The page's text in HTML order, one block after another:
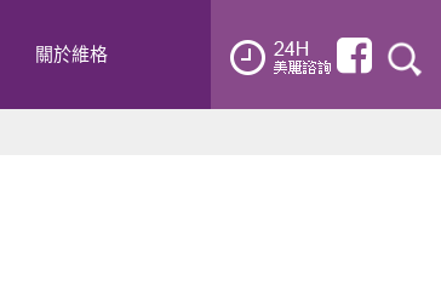
關於維格